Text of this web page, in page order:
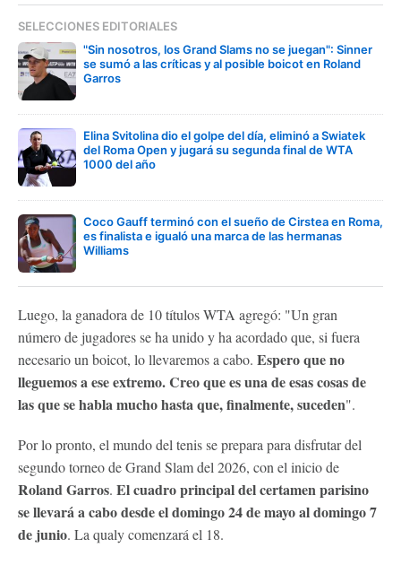
SELECCIONES EDITORIALES
"Sin nosotros, los Grand Slams no se juegan": Sinner
se sumó a las críticas y al posible boicot en Roland
Garros
Elina Svitolina dio el golpe del día, eliminó a Swiatek
del Roma Open y jugará su segunda final de WTA
1000 del año
Coco Gauff terminó con el sueño de Cirstea en Roma,
es finalista e igualó una marca de las hermanas
Williams
Luego, la ganadora de 10 títulos WTA agregó: "Un gran
número de jugadores se ha unido y ha acordado que, si fuera
necesario un boicot, lo llevaremos a cabo. Espero que no
lleguemos a ese extremo. Creo que es una de esas cosas de
las que se habla mucho hasta que, finalmente, suceden".
Por lo pronto, el mundo del tenis se prepara para disfrutar del
segundo torneo de Grand Slam del 2026, con el inicio de
Roland Garros. El cuadro principal del certamen parisino
se llevará a cabo desde el domingo 24 de mayo al domingo 7
de junio. La qualy comenzará el 18.